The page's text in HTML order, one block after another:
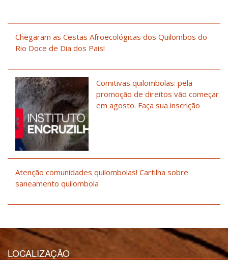
Chegaram as Cestas Afroecológicas dos Quilombos do
Rio Doce de Dia dos Pais!
Comitivas quilombolas: pela
promoção de direitos vão começar
em agosto. Faça sua inscrição
Atenção comunidades quilombolas! Cartilha sobre
saneamento quilombola
LOCALIZAÇÃO